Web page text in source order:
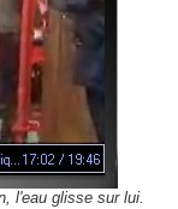
l'eau glisse sur lui.